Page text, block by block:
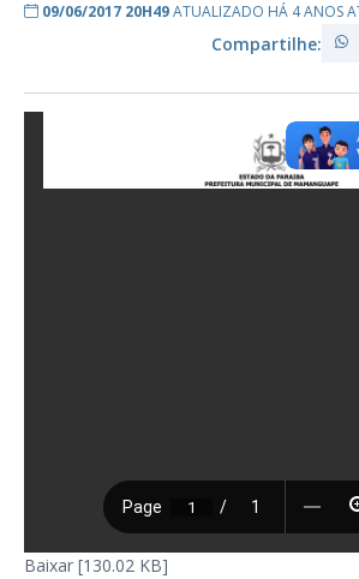
09/06/2017 20H49ATUALIZADO HÁ 4 ANOS
Compartilhe:
Baixar [130.02 KB]